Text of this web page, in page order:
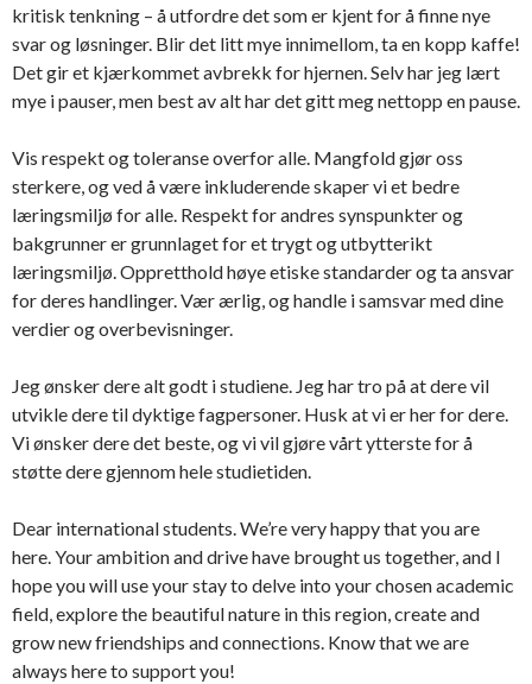
kritisk tenkning – å utfordre det som er kjent for å finne nye
svar og løsninger. Blir det litt mye innimellom, ta en kopp kaffe!
Det gir et kjærkommet avbrekk for hjernen. Selv har jeg lært
mye i pauser, men best av alt har det gitt meg nettopp en pause.
Vis respekt og toleranse overfor alle. Mangfold gjør oss
sterkere, og ved å være inkluderende skaper vi et bedre
læringsmiljø for alle. Respekt for andres synspunkter og
bakgrunner er grunnlaget for et trygt og utbytterikt
læringsmiljø. Oppretthold høye etiske standarder og ta ansvar
for deres handlinger. Vær ærlig, og handle i samsvar med dine
verdier og overbevisninger.
Jeg ønsker dere alt godt i studiene. Jeg har tro på at dere vil
utvikle dere til dyktige fagpersoner. Husk at vi er her for dere.
Vi ønsker dere det beste, og vi vil gjøre vårt ytterste for å
støtte dere gjennom hele studietiden.
Dear international students. We’re very happy that you are
here. Your ambition and drive have brought us together, and I
hope you will use your stay to delve into your chosen academic
field, explore the beautiful nature in this region, create and
grow new friendships and connections. Know that we are
always here to support you!